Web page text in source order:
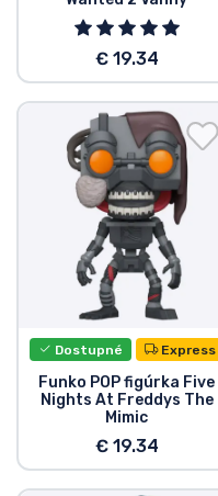
€ 19.34
Dostupné Express
Funko POP figúrka Five
Nights At Freddys The
Mimic
€ 19.34